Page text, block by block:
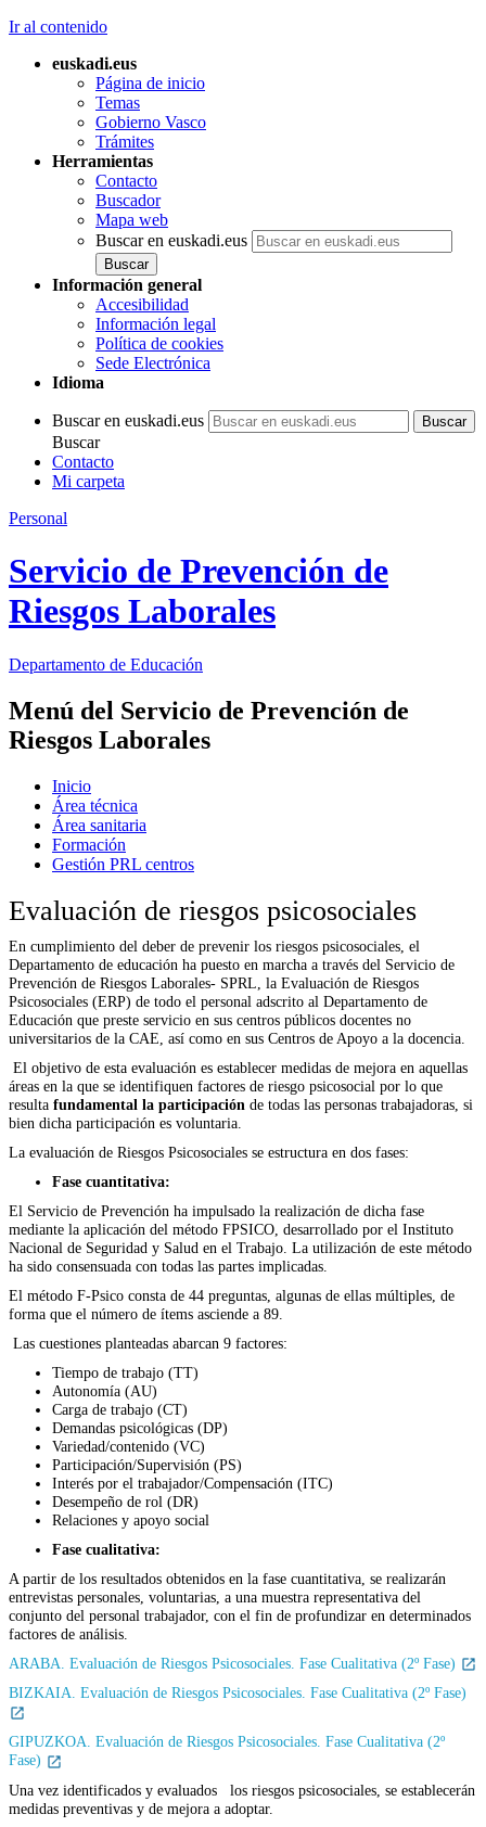
Ir al contenido
euskadi.eus
Página de inicio
Temas
Gobierno Vasco
Trámites
Herramientas
Contacto
Buscador
Mapa web
Buscar en euskadi.eus
Información general
Accesibilidad
Información legal
Política de cookies
Sede Electrónica
Idioma
Buscar en euskadi.eus
Buscar
Contacto
Mi carpeta
Personal
Servicio de Prevención de
Riesgos Laborales
Departamento de Educación
Menú del Servicio de Prevención de
Riesgos Laborales
Inicio
Área técnica
Área sanitaria
Formación
Gestión PRL centros
Evaluación de riesgos psicosociales
En cumplimiento del deber de prevenir los riesgos psicosociales, el
Departamento de educación ha puesto en marcha a través del Servicio de
Prevención de Riesgos Laborales- SPRL, la Evaluación de Riesgos
Psicosociales (ERP) de todo el personal adscrito al Departamento de
Educación que preste servicio en sus centros públicos docentes no
universitarios de la CAE, así como en sus Centros de Apoyo a la docencia.
El objetivo de esta evaluación es establecer medidas de mejora en aquellas
áreas en la que se identifiquen factores de riesgo psicosocial por lo que
resulta fundamental la participación de todas las personas trabajadoras, si
bien dicha participación es voluntaria.
La evaluación de Riesgos Psicosociales se estructura en dos fases:
Fase cuantitativa:
El Servicio de Prevención ha impulsado la realización de dicha fase
mediante la aplicación del método FPSICO, desarrollado por el Instituto
Nacional de Seguridad y Salud en el Trabajo. La utilización de este método
ha sido consensuada con todas las partes implicadas.
El método F-Psico consta de 44 preguntas, algunas de ellas múltiples, de
forma que el número de ítems asciende a 89.
Las cuestiones planteadas abarcan 9 factores:
Tiempo de trabajo (TT)
Autonomía (AU)
Carga de trabajo (CT)
Demandas psicológicas (DP)
Variedad/contenido (VC)
Participación/Supervisión (PS)
Interés por el trabajador/Compensación (ITC)
Desempeño de rol (DR)
Relaciones y apoyo social
Fase cualitativa:
A partir de los resultados obtenidos en la fase cuantitativa, se realizarán
entrevistas personales, voluntarias, a una muestra representativa del
conjunto del personal trabajador, con el fin de profundizar en determinados
factores de análisis.
ARABA. Evaluación de Riesgos Psicosociales. Fase Cualitativa (2º Fase)
BIZKAIA. Evaluación de Riesgos Psicosociales. Fase Cualitativa (2º Fase)
GIPUZKOA. Evaluación de Riesgos Psicosociales. Fase Cualitativa (2º
Fase)
Una vez identificados y evaluados los riesgos psicosociales, se establecerán
medidas preventivas y de mejora a adoptar.